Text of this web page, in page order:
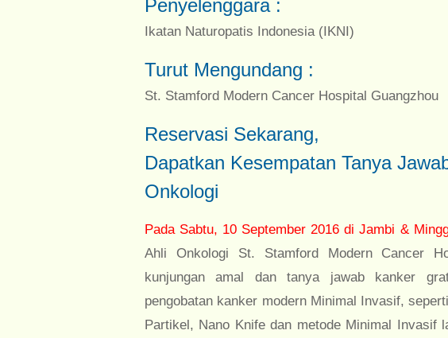
Penyelenggara :
Ikatan Naturopatis Indonesia (IKNI)
Turut Mengundang :
St. Stamford Modern Cancer Hospital Guangzhou
Reservasi Sekarang,
Dapatkan Kesempatan Tanya
Onkologi
Pada Sabtu, 10 September 2016 di Jambi &
Ahli Onkologi St. Stamford Modern Cancer
kunjungan amal dan tanya jawab kanker
pengobatan kanker modern Minimal Invasif,
Partikel, Nano Knife dan metode Minimal Invasif